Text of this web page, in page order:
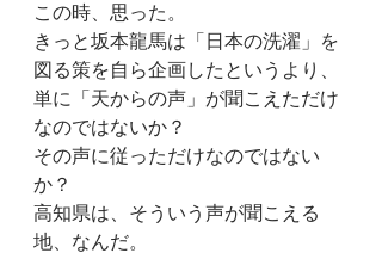
この時、思った。
きっと坂本龍馬は「日本の洗濯」を
図る策を自ら企画したというより、
単に「天からの声」が聞こえただけ
なのではないか？
その声に従っただけなのではない
か？
高知県は、そういう声が聞こえる
地、なんだ。